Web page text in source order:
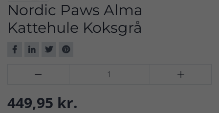
Nordic Paws Alma
Kattehule Koksgrå
 
449,95 kr.